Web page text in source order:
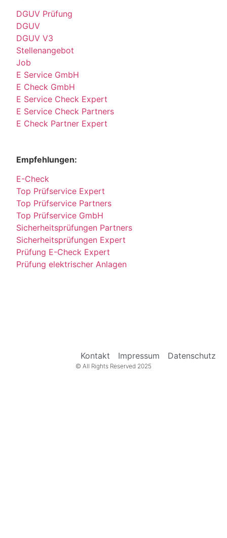
DGUV Prüfung
DGUV
DGUV V3
Stellenangebot
Job
E Service GmbH
E Check GmbH
E Service Check Expert
E Service Check Partners
E Check Partner Expert
Empfehlungen:
E-Check
Top Prüfservice Expert
Top Prüfservice Partners
Top Prüfservice GmbH
Sicherheitsprüfungen Partners
Sicherheitsprüfungen Expert
Prüfung E-Check Expert
Prüfung elektrischer Anlagen
Kontakt Impressum Datenschutz
© All Rights Reserved 2025